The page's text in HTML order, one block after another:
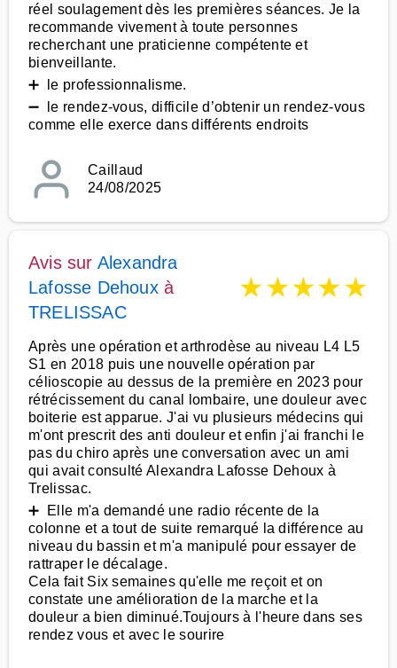
réel soulagement dès les premières séances. Je la
recommande vivement à toute personnes
recherchant une praticienne compétente et
bienveillante.
➕ le professionnalisme.
➖ le rendez-vous, difficile d’obtenir un rendez-vous
comme elle exerce dans différents endroits
Caillaud
24/08/2025
Avis sur Alexandra
Lafosse Dehouxà
TRELISSAC
★★★★★
Après une opération et arthrodèse au niveau L4 L5
S1 en 2018 puis une nouvelle opération par
célioscopie au dessus de la première en 2023 pour
rétrécissement du canal lombaire, une douleur avec
boiterie est apparue. J'ai vu plusieurs médecins qui
m'ont prescrit des anti douleur et enfin j'ai franchi le
pas du chiro après une conversation avec un ami
qui avait consulté Alexandra Lafosse Dehoux à
Trelissac.
➕ Elle m'a demandé une radio récente de la
colonne et a tout de suite remarqué la différence au
niveau du bassin et m'a manipulé pour essayer de
rattraper le décalage.
Cela fait Six semaines qu'elle me reçoit et on
constate une amélioration de la marche et la
douleur a bien diminué.Toujours à l'heure dans ses
rendez vous et avec le sourire